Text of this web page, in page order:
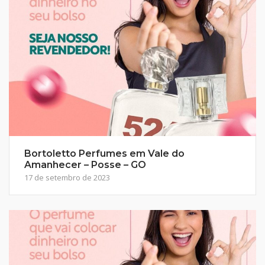
Bortoletto Perfumes em Vale do
Amanhecer – Posse – GO
17 de setembro de 2023